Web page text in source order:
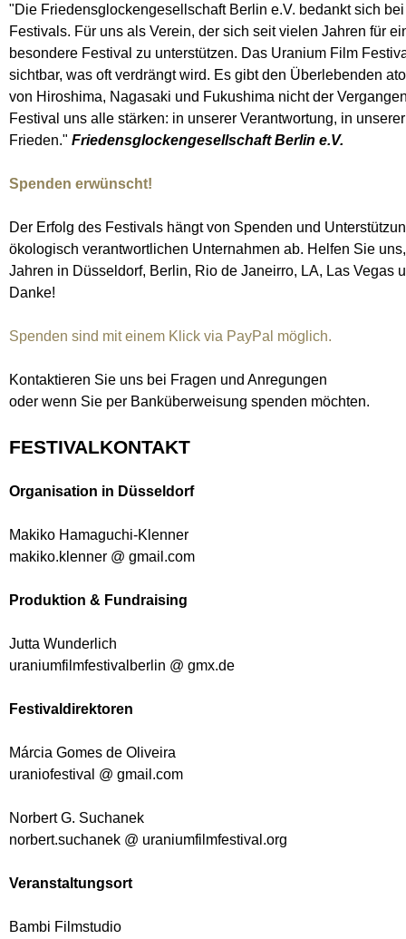
"Die Friedensglockengesellschaft Berlin e.V. bedankt sich
Festivals. Für uns als Verein, der sich seit vielen Jahren für
besondere Festival zu unterstützen. Das Uranium Film
sichtbar, was oft verdrängt wird. Es gibt den Überlebenden
von Hiroshima, Nagasaki und Fukushima nicht der
Festival uns alle stärken: in unserer Verantwortung, in
Frieden." Friedensglockengesellschaft Berlin e.V.
Spenden erwünscht!
Der Erfolg des Festivals hängt von Spenden und
ökologisch verantwortlichen Unternahmen ab. Helfen Sie
Jahren in Düsseldorf, Berlin, Rio de Janeirro, LA, Las Vegas
Danke!
Spenden sind mit einem Klick via PayPal möglich.
​Kontaktieren Sie uns bei Fragen und Anregungen
oder wenn Sie per Banküberweisung spenden möchten.
FESTIVALKONTAKT
Organisation in Düsseldorf
Makiko Hamaguchi-Klenner
makiko.klenner @ gmail.com
Produktion & Fundraising
Jutta Wunderlich
uraniumfilmfestivalberlin @ gmx.de
Festivaldirektoren
Márcia Gomes de Oliveira
uraniofestival @ gmail.com
Norbert G. Suchanek
norbert.suchanek @ uraniumfilmfestival.org
Veranstaltungsort
Bambi Filmstudio